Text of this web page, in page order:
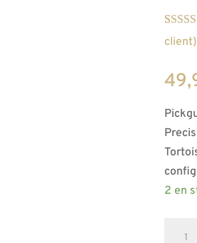
Noté
sur 5
3
client
client)
2 en